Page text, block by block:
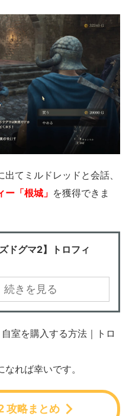
てミルドレッドと会話、
ー「根城」 を獲得できま
ドグマ2】トロフィ
続きを見る
室を購入する方法｜トロ
れば幸いです。
攻略まとめ